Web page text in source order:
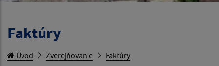
Faktúry
Úvod Zverejňovanie Faktúry